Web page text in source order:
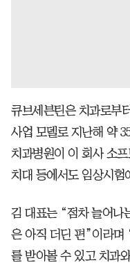
큐브세븐틴은 치과로부
사업 모델로 지난해 약
치과병원이 이 회사 소
치대 등에서도 임상시험
김 대표는 “점차 늘어나
은 아직 더딘 편”이라며
를 받아볼 수 있고 치과